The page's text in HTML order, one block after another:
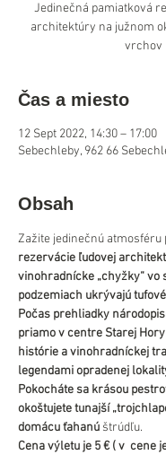
Jedinečná pamiatková
architektúry na južnom
Čas a miesto
12 Sept 2022, 14:30 – 17:00
Sebechleby, 962 66
Obsah
Zažite jedinečnú atmosféru
rezervácie ľudovej
vinohradnícke „chyžky“ vo
podzemiach ukrývajú
Počas prehliadky
priamo v centre Starej
histórie a vinohradníckej
legendami opradenej
Pokocháte sa krásou
okoštujete tunajší
domácu ťahanú štrúdľu.
Cena výletu je 5 € ( v  cene